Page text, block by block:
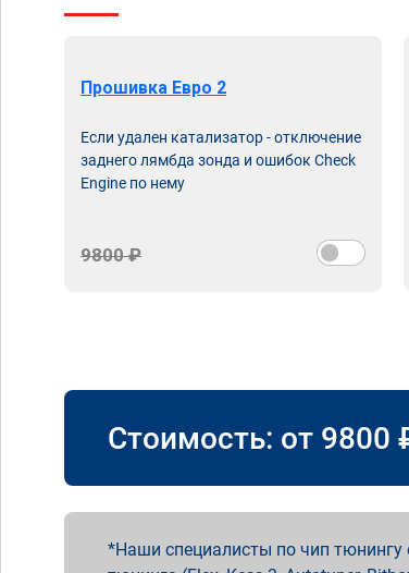
Прошивка Евро 2
Если удален катализатор - отключение
заднего лямбда зонда и ошибок Check
Engine по нему
9800 ₽
Стоимость: от 9800
Наши специалисты по чип